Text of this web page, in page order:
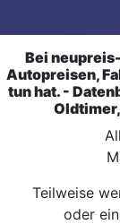
Bei
Autopreisen,
tun hat. -
Teilweise
oder